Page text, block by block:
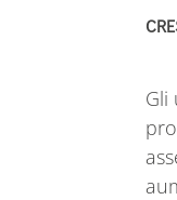
Gli